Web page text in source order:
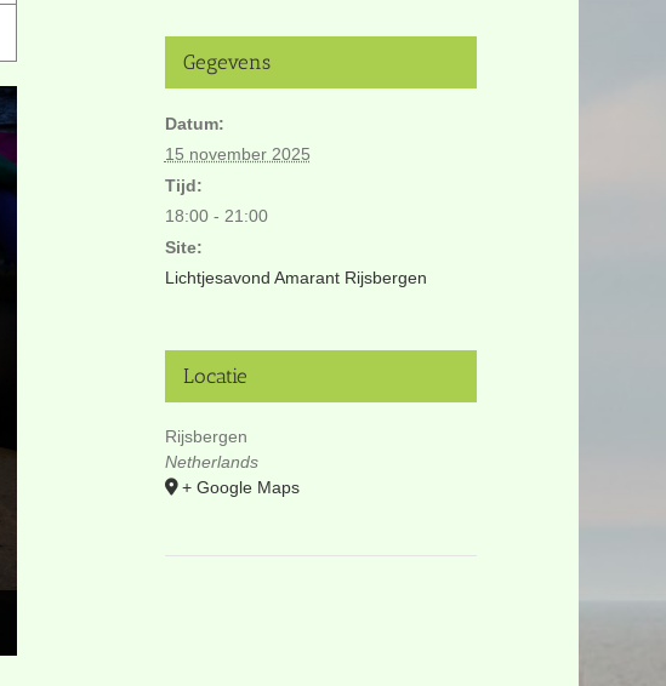
Gegevens
Datum:
15 november 2025
Tijd:
18:00 - 21:00
Site:
Lichtjesavond Amarant Rijsbergen
Locatie
Rijsbergen
Netherlands
+ Google Maps